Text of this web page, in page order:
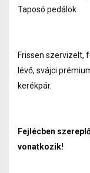
Taposó pedálok
Frissen szervizelt,
lévő, svájci
kerékpár.
Fejlécben
vonatkozik!